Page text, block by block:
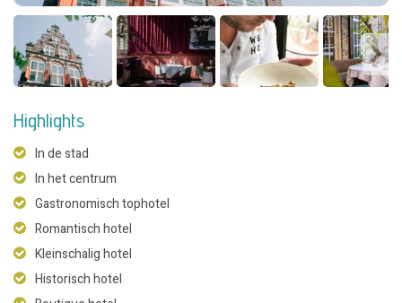
Highlights
In de stad
In het centrum
Gastronomisch tophotel
Romantisch hotel
Kleinschalig hotel
Historisch hotel